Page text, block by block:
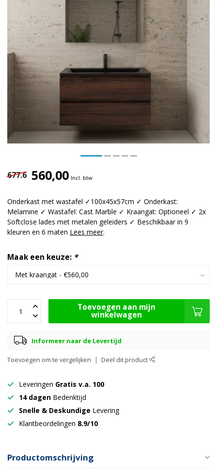
677.6 560,00 Incl. btw
Onderkast met wastafel ✓100x45x57cm ✓ Onderkast:
Melamine ✓ Wastafel: Cast Marble ✓ Kraangat: Optioneel ✓ 2x
Softclose lades met metalen geleiders ✓ Beschikbaar in 9
kleuren en 6 maten Lees meer.
Maak een keuze: *
Toevoegen aan mijn
winkelwagen
Informeer naar de Levertijd
Toevoegen om te vergelijken Deel dit product
Leveringen Gratis v.a. 100
14 dagen Bedenktijd
Snelle & Deskundige Levering
Klantbeordelingen 8.9/10
Productomschrijving